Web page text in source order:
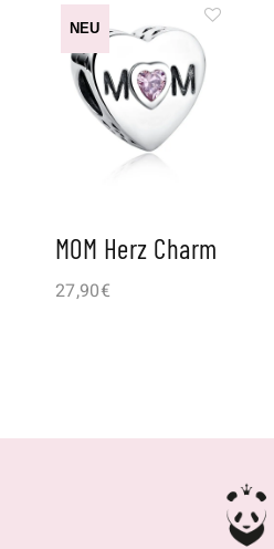
NEU
MOM Herz Charm
27,90€